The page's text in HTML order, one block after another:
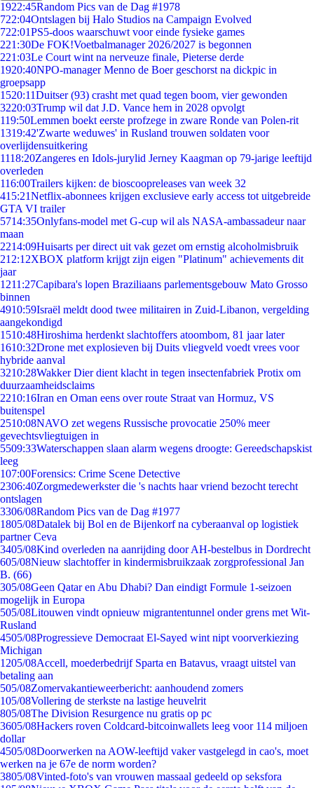
1922:45Random Pics van de Dag #1978
722:04Ontslagen bij Halo Studios na Campaign Evolved
722:01PS5-doos waarschuwt voor einde fysieke games
221:30De FOK!Voetbalmanager 2026/2027 is begonnen
221:03Le Court wint na nerveuze finale, Pieterse derde
1920:40NPO-manager Menno de Boer geschorst na dickpic in
groepsapp
1520:11Duitser (93) crasht met quad tegen boom, vier gewonden
3220:03Trump wil dat J.D. Vance hem in 2028 opvolgt
119:50Lemmen boekt eerste profzege in zware Ronde van Polen-rit
1319:42'Zwarte weduwes' in Rusland trouwen soldaten voor
overlijdensuitkering
1118:20Zangeres en Idols-jurylid Jerney Kaagman op 79-jarige leeftijd
overleden
116:00Trailers kijken: de bioscoopreleases van week 32
415:21Netflix-abonnees krijgen exclusieve early access tot uitgebreide
GTA VI trailer
5714:35Onlyfans-model met G-cup wil als NASA-ambassadeur naar
maan
2214:09Huisarts per direct uit vak gezet om ernstig alcoholmisbruik
212:12XBOX platform krijgt zijn eigen "Platinum" achievements dit
jaar
1211:27Capibara's lopen Braziliaans parlementsgebouw Mato Grosso
binnen
4910:59Israël meldt dood twee militairen in Zuid-Libanon, vergelding
aangekondigd
1510:48Hiroshima herdenkt slachtoffers atoombom, 81 jaar later
1610:32Drone met explosieven bij Duits vliegveld voedt vrees voor
hybride aanval
3210:28Wakker Dier dient klacht in tegen insectenfabriek Protix om
duurzaamheidsclaims
2210:16Iran en Oman eens over route Straat van Hormuz, VS
buitenspel
2510:08NAVO zet wegens Russische provocatie 250% meer
gevechtsvliegtuigen in
5509:33Waterschappen slaan alarm wegens droogte: Gereedschapskist
leeg
107:00Forensics: Crime Scene Detective
2306:40Zorgmedewerkster die 's nachts haar vriend bezocht terecht
ontslagen
3306/08Random Pics van de Dag #1977
1805/08Datalek bij Bol en de Bijenkorf na cyberaanval op logistiek
partner Ceva
3405/08Kind overleden na aanrijding door AH-bestelbus in Dordrecht
605/08Nieuw slachtoffer in kindermisbruikzaak zorgprofessional Jan
B. (66)
305/08Geen Qatar en Abu Dhabi? Dan eindigt Formule 1-seizoen
mogelijk in Europa
505/08Litouwen vindt opnieuw migrantentunnel onder grens met Wit-
Rusland
4505/08Progressieve Democraat El-Sayed wint nipt voorverkiezing
Michigan
1205/08Accell, moederbedrijf Sparta en Batavus, vraagt uitstel van
betaling aan
505/08Zomervakantieweerbericht: aanhoudend zomers
105/08Vollering de sterkste na lastige heuvelrit
805/08The Division Resurgence nu gratis op pc
3605/08Hackers roven Coldcard-bitcoinwallets leeg voor 114 miljoen
dollar
4505/08Doorwerken na AOW-leeftijd vaker vastgelegd in cao's, moet
werken na je 67e de norm worden?
3805/08Vinted-foto's van vrouwen massaal gedeeld op seksfora